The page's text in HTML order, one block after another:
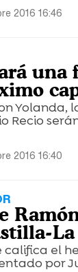
2016 16:46
una
Yolanda,
Recio
2016 16:40
califica el
por